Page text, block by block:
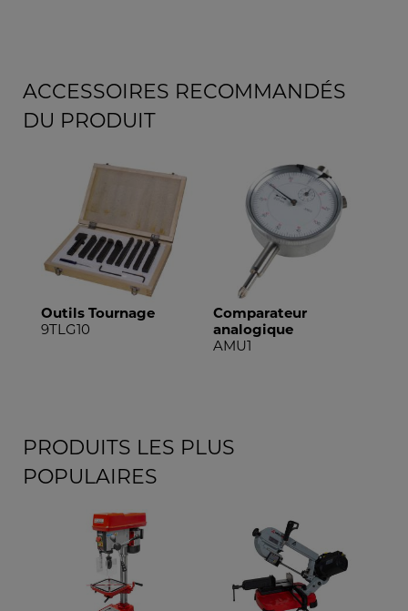
ACCESSOIRES RECOMMANDÉS
DU PRODUIT
Comparateur
Cône morse
DMK216
PRODUITS LES PLUS
POPULAIRES